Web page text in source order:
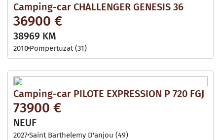
Camping-car CHALLENGER GENESIS 36
36900 €
38969 KM
2010 Pompertuzat (31)
Camping-car PILOTE EXPRESSION P 720 FGJ
73900 €
NEUF
2027Saint Barthelemy D'anjou (49)